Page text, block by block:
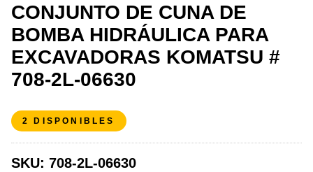
CONJUNTO DE CUNA DE
BOMBA HIDRÁULICA PARA
EXCAVADORAS KOMATSU #
708-2L-06630
2 DISPONIBLES
SKU: 708-2L-06630